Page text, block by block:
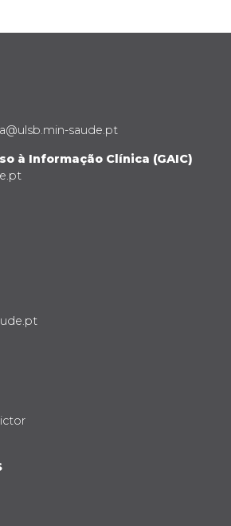
saude.pt
à Informação Clínica (GAIC)